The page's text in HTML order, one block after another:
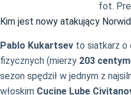
fot.
Kim jest nowy atakujący
Pablo Kukartsev to siatkarz o
fizycznych (mierzy 203
sezon spędził w jednym z
włoskim Cucine Lube